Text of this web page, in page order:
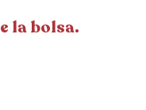
la bolsa.